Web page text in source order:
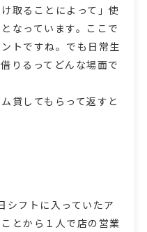
取ることによって」使
なっています。ここで
トですね。でも日常生
りるってどんな場面で
貸してもらって返すと
シフトに入っていたア
とから１人で店の営業